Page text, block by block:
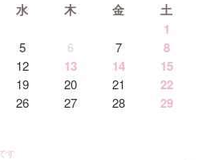
水 木 金
土
1
5 6 7
8
12 13 14
15
19 20 21
22
26 27 28
29